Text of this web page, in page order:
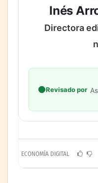
Inés
Directora
Revisado por
ECONOMÍA DIGITAL